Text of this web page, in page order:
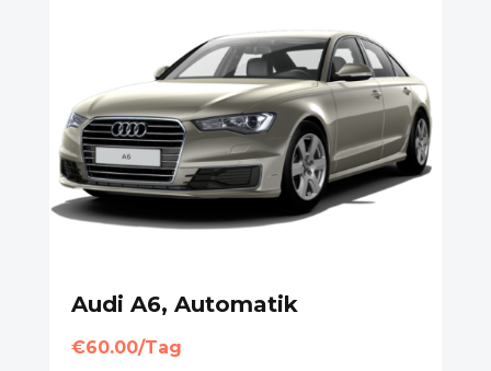
Audi A6, Automatik
€60.00/Tag